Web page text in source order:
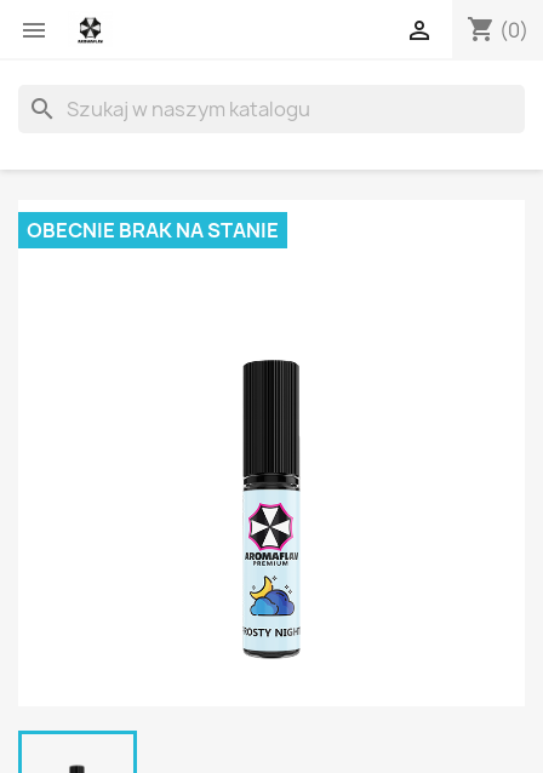
 shopping_cart (0)

search
OBECNIE BRAK NA STANIE